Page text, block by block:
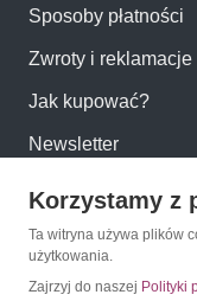
Sposoby płatności
Zwroty i reklamacje
Jak kupować?
Newsletter
Konto
Moje konto
Korzystamy z
Ta witryna używa plików
użytkowania.
Zajrzyj do naszej Polityki